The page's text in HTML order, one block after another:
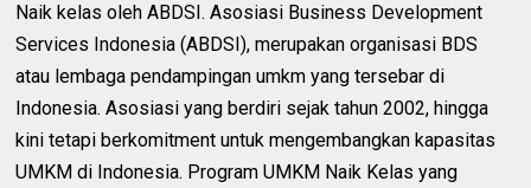
Naik kelas oleh ABDSI. Asosiasi Business Development
Services Indonesia (ABDSI), merupakan organisasi BDS
atau lembaga pendampingan umkm yang tersebar di
Indonesia. Asosiasi yang berdiri sejak tahun 2002, hingga
kini tetapi berkomitment untuk mengembangkan kapasitas
UMKM di Indonesia. Program UMKM Naik Kelas yang